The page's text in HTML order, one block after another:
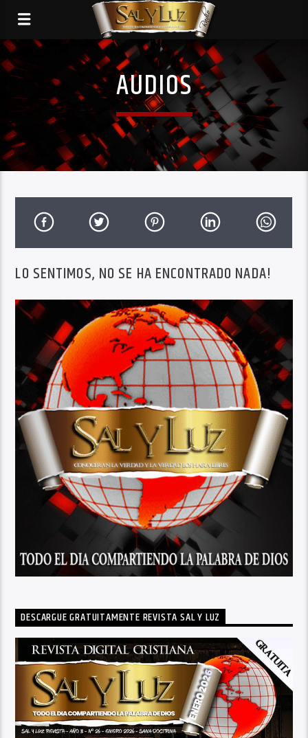
AUDIOS
LO SENTIMOS, NO SE HA ENCONTRADO NADA!
DESCARGUE GRATUITAMENTE REVISTA SAL Y LUZ